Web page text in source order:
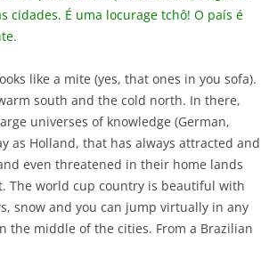
cidades. É uma locurage tchô! O país é
like a mite (yes, that ones in you sofa).
south and the cold north. In there,
universes of knowledge (German,
as Holland, that has always attracted and
even threatened in their home lands
The world cup country is beautiful with
snow and you can jump virtually in any
the middle of the cities. From a Brazilian